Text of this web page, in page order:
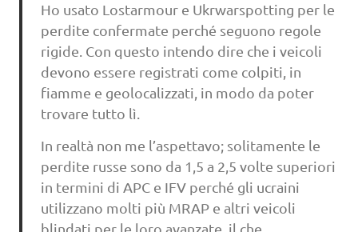
Ho usato Lostarmour e Ukrwarspotting per le
perdite confermate perché seguono regole
rigide. Con questo intendo dire che i veicoli
devono essere registrati come colpiti, in
fiamme e geolocalizzati, in modo da poter
trovare tutto lì.
In realtà non me l’aspettavo; solitamente le
perdite russe sono da 1,5 a 2,5 volte superiori
in termini di APC e IFV perché gli ucraini
utilizzano molti più MRAP e altri veicoli
blindati per le loro avanzate, il che